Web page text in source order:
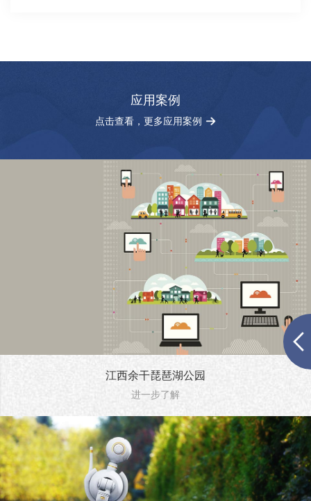
应用案例
点击查看，更多应用案例
江西余干琵琶湖公园
进一步了解